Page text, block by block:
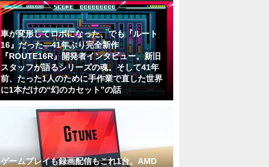
車が変形してロボになった、でも『ルート
16』だった―41年ぶり完全新作
『ROUTE16R』開発者インタビュー。新旧
スタッフが語るシリーズの魂。そして41年
前、たった1人のために手作業で直した世界
に1本だけの“幻のカセット”の話
ゲームプレイも録画配信もこれ1台。AMD